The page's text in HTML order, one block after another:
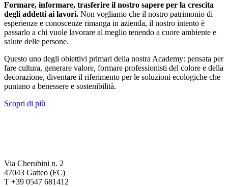
Formare, informare, trasferire il nostro sapere per la crescita
degli addetti ai lavori. Non vogliamo che il nostro patrimonio di
esperienze e conoscenze rimanga in azienda, il nostro intento è
passarlo a chi vuole lavorare al meglio tenendo a cuore ambiente e
salute delle persone.
Questo uno degli obiettivi primari della nostra Academy: pensata per
fare cultura, generare valore, formare professionisti del colore e della
decorazione, diventare il riferimento per le soluzioni ecologiche che
puntano a benessere e sostenibilità.
Scopri di più
Via Cherubini n. 2
47043 Gatteo (FC)
T +39 0547 681412